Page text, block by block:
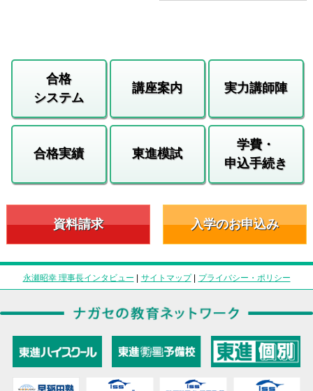
合格
システム
講座案内 実力講師陣
合格実績 東進模試
学費・
申込手続き
資料請求 入学のお申込み
永瀬昭幸 理事長インタビュー | サイトマップ| プライバシー・ポリシー